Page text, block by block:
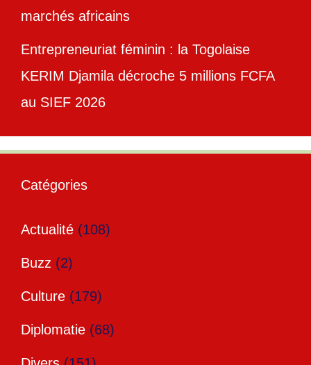
marchés africains
Entrepreneuriat féminin : la Togolaise
KERIM Djamila décroche 5 millions FCFA
au SIEF 2026
Catégories
Actualité (108)
Buzz (2)
Culture (179)
Diplomatie (68)